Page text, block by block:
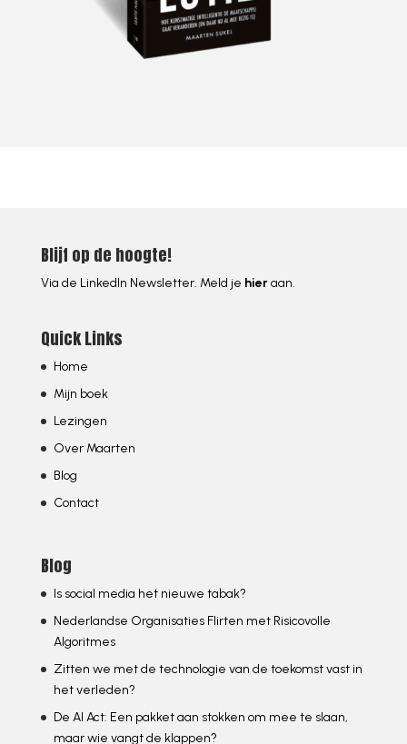
Blijf op de hoogte!
Via de LinkedIn Newsletter. Meld je hieraan.
Quick Links
Home
Mijn boek
Lezingen
Over Maarten
Blog
Contact
Blog
Is social media het nieuwe tabak?
Nederlandse Organisaties Flirten met Risicovolle
Algoritmes
Zitten we met de technologie van de toekomst vast in
het verleden?
De AI Act: Een pakket aan stokken om mee te slaan,
maar wie vangt de klappen?